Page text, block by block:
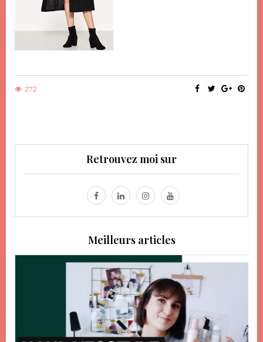
272
Retrouvez moi sur
Meilleurs articles